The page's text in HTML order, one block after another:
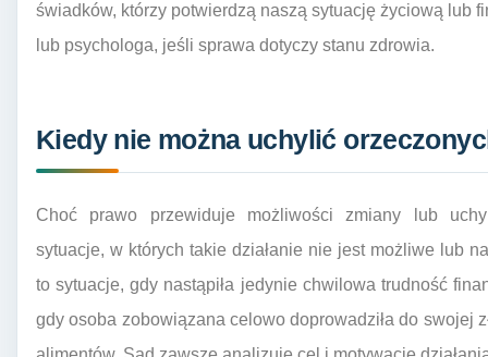
świadków, którzy potwierdzą naszą sytuację życiową lub
lub psychologa, jeśli sprawa dotyczy stanu zdrowia.
Kiedy nie można uchylić
Choć prawo przewiduje możliwości zmiany lub
sytuacje, w których takie działanie nie jest możliwe lub
to sytuacje, gdy nastąpiła jedynie chwilowa trudność
gdy osoba zobowiązana celowo doprowadziła do swojej